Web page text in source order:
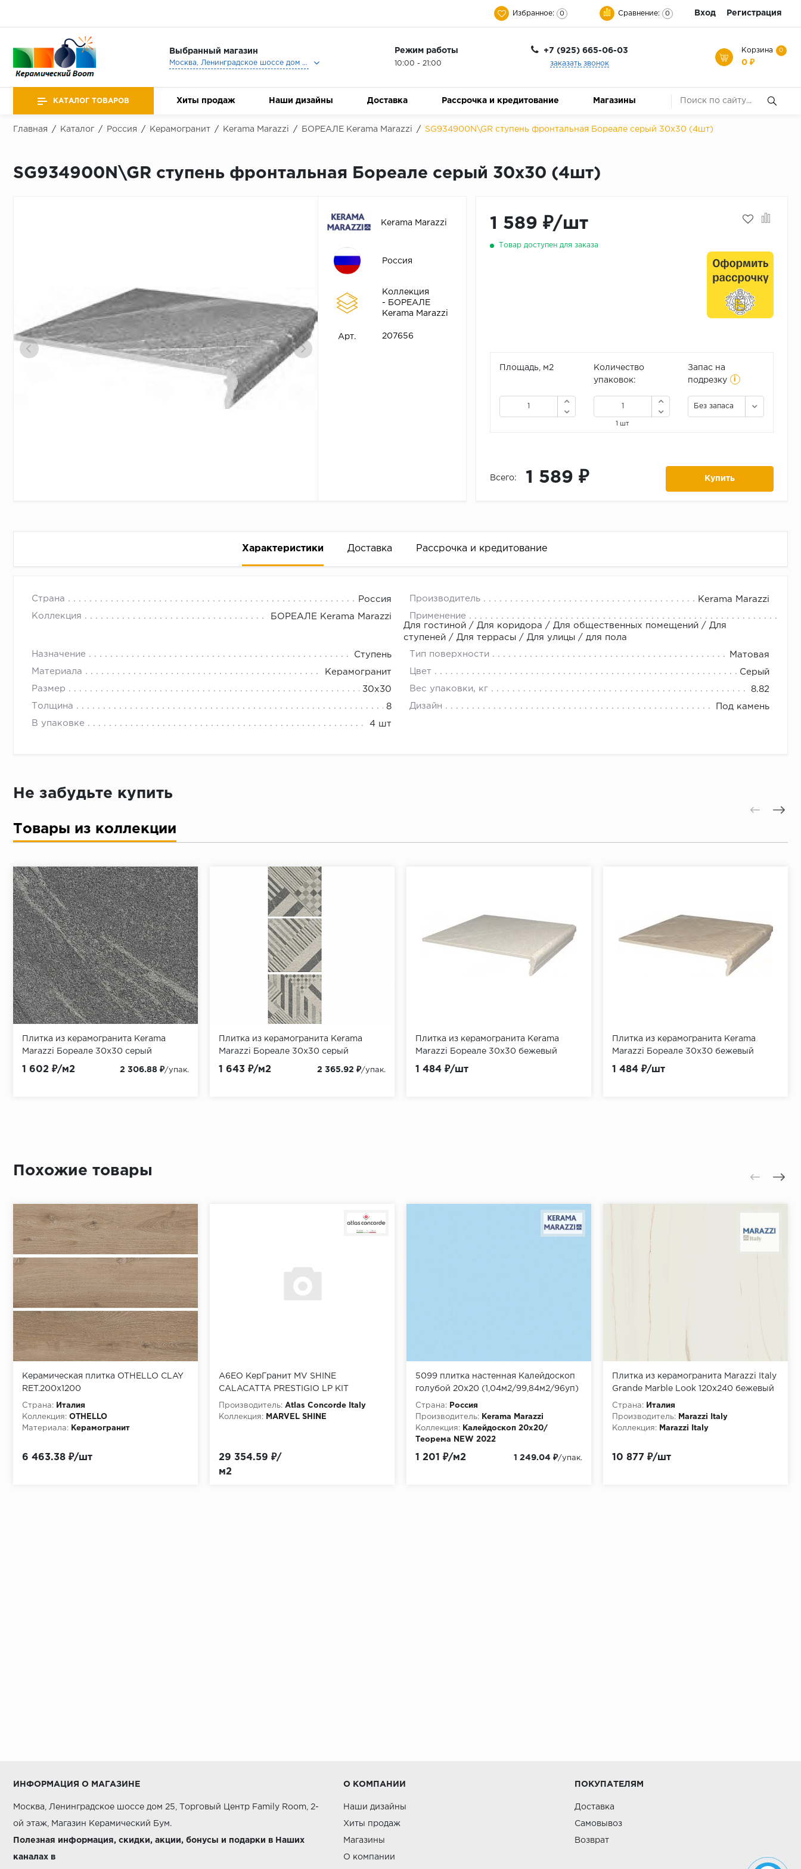
Избранное: 0 Сравнение: 0 Вход Регистрация
Выбранный магазин
Москва, Ленинградское шоссе дом 25, Торговый Центр Family Room, 2-ой этаж, Магазин Керамический Бум.
Режим работы
10:00 - 21:00
+7 (925) 665-06-03
заказать звонок
Корзина 0
0 ₽
КАТАЛОГ ТОВАРОВ Хиты продаж Наши дизайны Доставка Рассрочка и кредитование Магазины
Главная / Каталог / Россия / Керамогранит / Kerama Marazzi / БОРЕАЛЕ Kerama Marazzi / SG934900N\GR ступень фронтальная Бореале серый 30x30 (4шт)
SG934900N\GR ступень фронтальная Бореале серый 30x30 (4шт)
Kerama Marazzi
Россия
Коллекция
- БОРЕАЛЕ
Kerama Marazzi
Арт. 207656
1 589 ₽/шт
Товар доступен для заказа
Площадь, м2
Количество
упаковок:
1 шт
Запас на
подрезку
i
Без запаса
Всего: 1 589 ₽ Купить
Характеристики Доставка Рассрочка и кредитование
Страна Россия Производитель Kerama Marazzi
Коллекция БОРЕАЛЕ Kerama Marazzi
Применение
Для гостиной / Для коридора / Для общественных помещений / Для
ступеней / Для террасы / Для улицы / для пола
Назначение Ступень Тип поверхности Матовая
Материала Керамогранит Цвет Серый
Размер 30x30 Вес упаковки, кг 8.82
Толщина 8 Дизайн Под камень
В упаковке 4 шт
Не забудьте купить
Товары из коллекции
Плитка из керамогранита Kerama
Marazzi Бореале 30x30 серый
(SG935000N)
1 602 ₽/м2 2 306.88 ₽/упак.
Плитка из керамогранита Kerama
Marazzi Бореале 30x30 серый
(SG935400N)
1 643 ₽/м2 2 365.92 ₽/упак.
Плитка из керамогранита Kerama
Marazzi Бореале 30x30 бежевый
(SG934700N\GR)
1 484 ₽/шт
Плитка из керамогранита Kerama
Marazzi Бореале 30x30 бежевый
(SG934800N\GR)
1 484 ₽/шт
Похожие товары
Керамическая плитка OTHELLO CLAY
RET.200x1200
Страна:
Италия
Коллекция: OTHELLO
Материала:
Керамогранит
6 463.38 ₽/шт
A6EO КерГранит MV SHINE
CALACATTA PRESTIGIO LP KIT
ENDLESS 4PCS 120x278 см
Производитель: Atlas Concorde Italy
Коллекция:
MARVEL SHINE
29 354.59 ₽/
м2
5099 плитка настенная Калейдоскоп
голубой 20х20 (1,04м2/99,84м2/96уп)
Страна:
Россия
Производитель:
Kerama Marazzi
Коллекция:
Калейдоскоп 20х20/
Теорема NEW 2022
1 201 ₽/м2 1 249.04 ₽/упак.
Плитка из керамогранита Marazzi Italy
Grande Marble Look 120x240 бежевый
(M0G5)
Страна:
Италия
Производитель:
Marazzi Italy
Коллекция:
Marazzi Italy
10 877 ₽/шт
ИНФОРМАЦИЯ О МАГАЗИНЕ
Москва, Ленинградское шоссе дом 25, Торговый Центр Family Room, 2-
ой этаж, Магазин Керамический Бум.
Полезная информация, скидки, акции, бонусы и подарки в Наших
каналах в
О КОМПАНИИ
Наши дизайны
Хиты продаж
Магазины
О компании
ПОКУПАТЕЛЯМ
Доставка
Самовывоз
Возврат